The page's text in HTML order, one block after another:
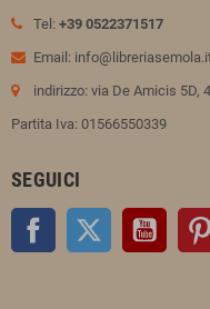
Tel: +39 0522371517
Email:
indirizzo: via De Amicis 5D,
Partita Iva: 01566550339
SEGUICI
Facebook Twitter